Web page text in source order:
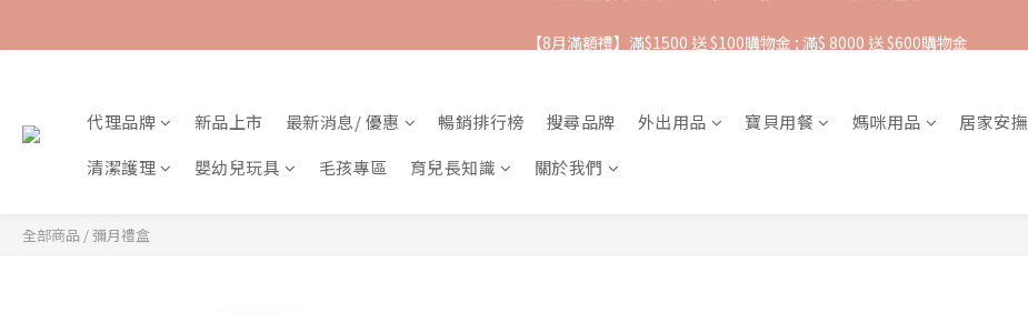
抵抗熱浪必備用品︱滿$2500贈 Farlin EDI超純水溼紙巾
代理品牌 新品上市 最新消息/ 優惠 暢銷排行榜 搜尋品牌 外出用品 寶貝用餐 媽咪用品
居家安撫
清潔護理
嬰幼兒玩具 毛孩專區 育兒長知識 關於我們
全部商品 /彌月禮盒